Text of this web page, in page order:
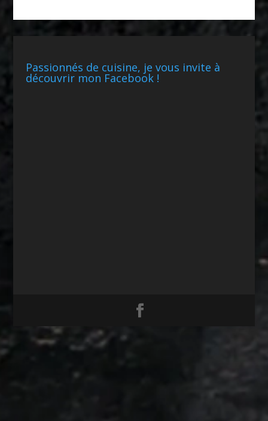
Passionnés de cuisine, je vous invite à
découvrir mon Facebook !